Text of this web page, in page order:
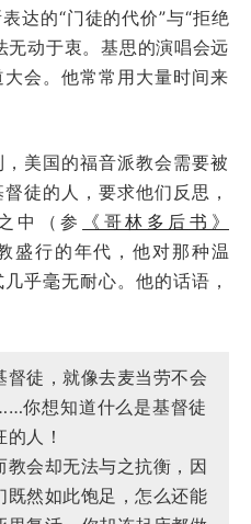
达的“门徒的代价”与“拒绝
无动于衷。基思的演唱会远
会。他常常用大量时间来
美国的福音派教会需要被
徒的人，要求他们反思，
中（参
《哥林多后书》
盛行的年代，他对那种温
乎毫无耐心。他的话语，
徒，就像去麦当劳不会
你想知道什么是基督徒
人！
会却无法与之抗衡，因
既然如此饱足，怎么还能